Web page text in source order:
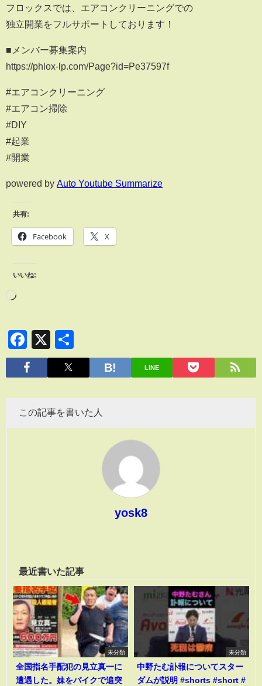
フロックスでは、エアコンクリーニングでの
独立開業をフルサポートしております！
■メンバー募集案内
https://phlox-lp.com/Page?id=Pe37597f
#エアコンクリーニング
#エアコン掃除
#DIY
#起業
#開業
powered by Auto Youtube Summarize
共有:
Facebook X
いいね:
Facebook
X
有
LINE
この記事を書いた人
yosk8
最近書いた記事
未分類
全国指名手配犯の見立真一に
遭遇した。妹をバイクで追突
未分類
中野たむ訃報についてスター
ダムが説明 #shorts #short #